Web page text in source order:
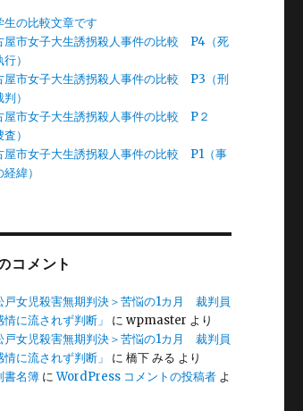
生の比較文章です
屋市女子大生誘拐殺人事件の比較 P4（死
）
屋市女子大生誘拐殺人事件の比較 P3（刑
）
屋市女子大生誘拐殺人事件の比較 P２
査）
屋市女子大生誘拐殺人事件の比較 P1（事
緯）
コメント
戸女児殺害無期判決＞苦悩の1カ月 裁判員
情に流されず判断」
にwpmaster より
戸女児殺害無期判決＞苦悩の1カ月 裁判員
情に流されず判断」
に橋下 みる より
書名簿 にWordPress コメントの投稿者 よ